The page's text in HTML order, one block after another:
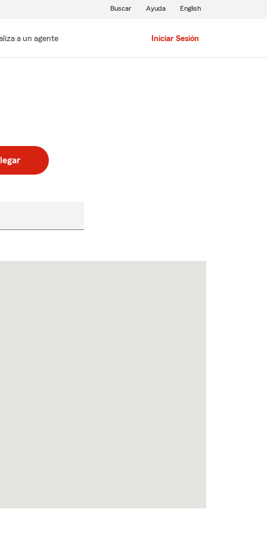
a un agente Iniciar Sesión
Buscar Ayuda English